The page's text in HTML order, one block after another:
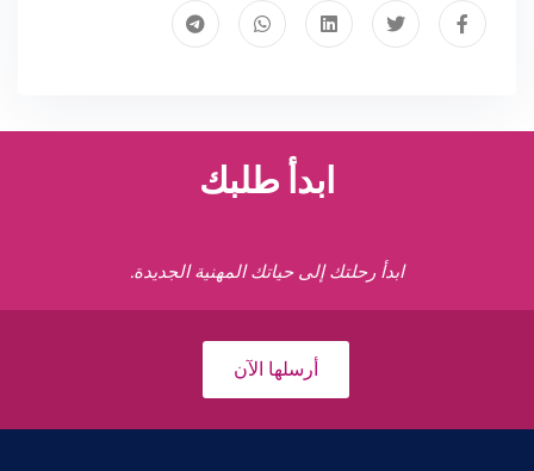
ابدأ طلبك
ابدأ رحلتك إلى حياتك المهنية الجديدة.
أرسلها الآن